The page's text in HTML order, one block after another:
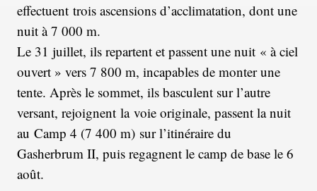
effectuent trois ascensions d’acclimatation, dont une
nuit à 7 000 m.
Le 31 juillet, ils repartent et passent une nuit « à ciel
ouvert » vers 7 800 m, incapables de monter une
tente. Après le sommet, ils basculent sur l’autre
versant, rejoignent la voie originale, passent la nuit
au Camp 4 (7 400 m) sur l’itinéraire du
Gasherbrum II, puis regagnent le camp de base le 6
août.